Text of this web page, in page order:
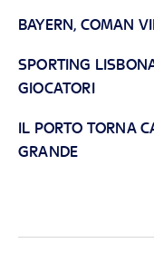
BAYERN, COMAN
SPORTING
GIOCATORI
IL PORTO TORNA
GRANDE